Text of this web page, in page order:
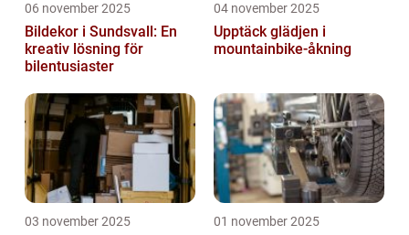
06 november 2025
Bildekor i Sundsvall: En
kreativ lösning för
bilentusiaster
04 november 2025
Upptäck glädjen i
mountainbike-åkning
03 november 2025 01 november 2025